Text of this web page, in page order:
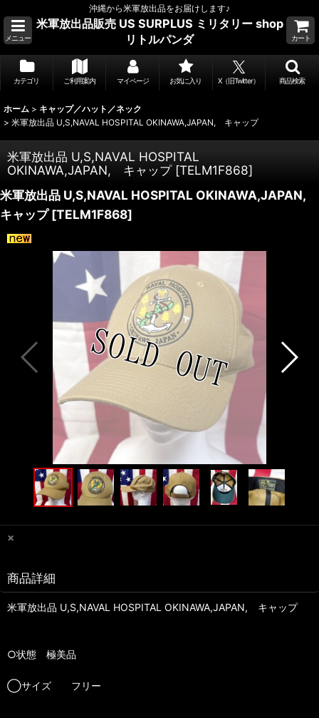
沖縄から米軍放出品をお届けします♪
メニュー
米軍放出品販売 US SURPLUS ミリタリー shop
リトルパンダ
カート
カテゴリ ご利用案内 マイページ お気に入り X（旧Twitter） 商品検索
ホーム > キャップ／ハット／ネック
> 米軍放出品 U,S,NAVAL HOSPITAL OKINAWA,JAPAN, キャップ
米軍放出品 U,S,NAVAL HOSPITAL
OKINAWA,JAPAN, キャップ [TELM1F868]
米軍放出品 U,S,NAVAL HOSPITAL OKINAWA,JAPAN,
キャップ [TELM1F868]
×
商品詳細
米軍放出品 U,S,NAVAL HOSPITAL OKINAWA,JAPAN, キャップ
○状態 極美品
◯サイズ フリー